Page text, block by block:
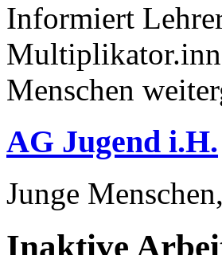
Informiert
Menschen
AG Jugend i.H.
Junge
Inaktive